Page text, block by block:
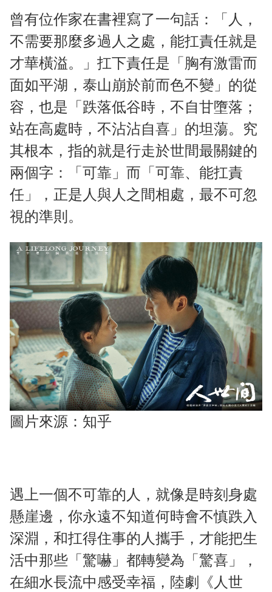
曾有位作家在書裡寫了一句話：「人，
不需要那麼多過人之處，能扛責任就是
才華橫溢。」扛下責任是「胸有激雷而
面如平湖，泰山崩於前而色不變」的從
容，也是「跌落低谷時，不自甘墮落；
站在高處時，不沾沾自喜」的坦蕩。究
其根本，指的就是行走於世間最關鍵的
兩個字：「可靠」而「可靠、能扛責
任」，正是人與人之間相處，最不可忽
視的準則。
圖片來源：知乎
遇上一個不可靠的人，就像是時刻身處
懸崖邊，你永遠不知道何時會不慎跌入
深淵，和扛得住事的人攜手，才能把生
活中那些「驚嚇」都轉變為「驚喜」，
在細水長流中感受幸福，陸劇《人世